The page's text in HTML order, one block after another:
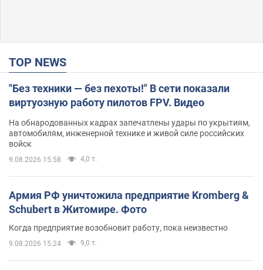
TOP NEWS
"Без техники — без пехоты!" В сети показали
виртуозную работу пилотов FPV. Видео
На обнародованных кадрах запечатлены удары по укрытиям,
автомобилям, инженерной технике и живой силе российских
войск
9.08.2026 15:58 4,0 т.
Армия РФ уничтожила предприятие Kromberg &
Schubert в Житомире. Фото
Когда предприятие возобновит работу, пока неизвестно
9.08.2026 15:24 9,0 т.